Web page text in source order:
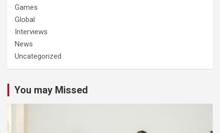
Games
Global
Interviews
News
Uncategorized
You may Missed